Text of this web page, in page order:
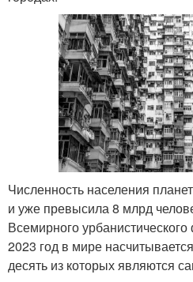
Численность населения
и уже превысила 8 млрд
Всемирного
2023 год в мире
десять из которых являются